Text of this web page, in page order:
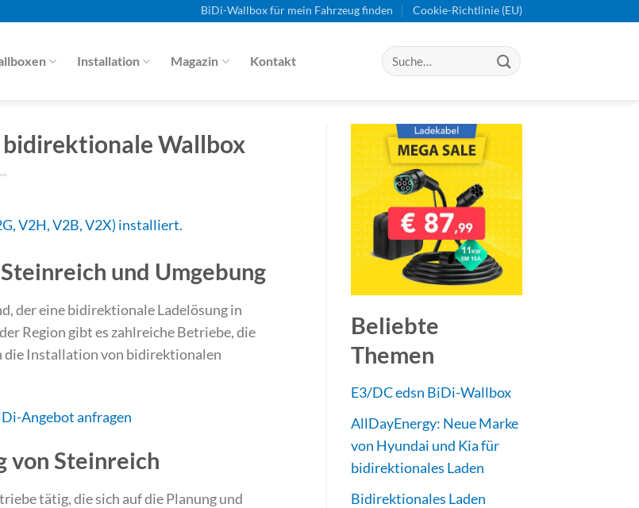
BiDi-Wallbox für mein Fahrzeug finden Cookie-Richtlinie (EU)
Installation Magazin Kontakt
Wallbox
und Umgebung
der eine bidirektionale Ladelösung in
Region gibt es zahlreiche Betriebe, die
die Installation von bidirektionalen
Angebot anfragen
von Steinreich
tätig, die sich auf die Planung und
Beliebte
Themen
E3/DC edsn BiDi-Wallbox
AllDayEnergy: Neue Marke
von Hyundai und Kia für
bidirektionales Laden
Bidirektionales Laden